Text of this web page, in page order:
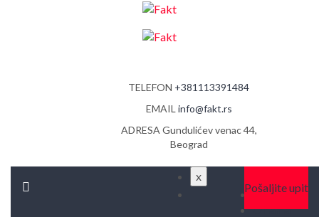
TELEFON +381113391484
EMAIL info@fakt.rs
ADRESA Gundulićev venac 44,
Beograd
x
Početna
O nama
Pošaljite upit